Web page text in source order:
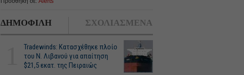
ΔΗΜΟΦΙΛΗ ΣΧΟΛΙΑΣΜΕΝΑ
Tradewinds: Κατασχέθηκε πλοίο
του Ν. Λιβανού για απαίτηση
$21,5 εκατ. της Πειραιώς